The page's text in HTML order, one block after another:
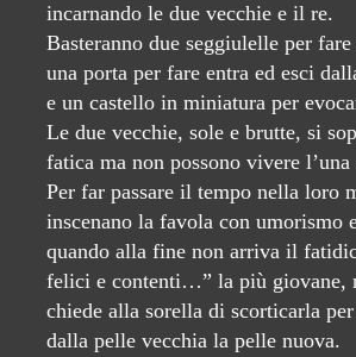
incarnando le due vecchie e il re.
Basteranno due seggiulelle per
una porta per fare entra ed esci
e un castello in miniatura per
Le due vecchie, sole e brutte, si
fatica ma non possono vivere l’una
Per far passare il tempo nella loro
inscenano la favola con umorismo
quando alla fine non arriva il
felici e contenti…” la più giovane,
chiede alla sorella di scorticarla
dalla pelle vecchia la pelle nuova.